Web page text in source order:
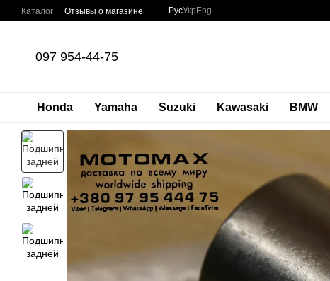
Перейти к основному контенту
Каталог Отзывы о магазине РусУкр Eng
097 954-44-75
Honda Yamaha Suzuki Kawasaki BMW